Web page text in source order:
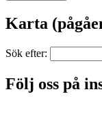
Karta
Sök efter:
Följ oss på